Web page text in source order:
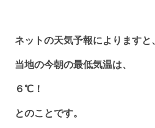
ネットの天気予報によりますと、
当地の今朝の最低気温は、
６℃！
とのことです。